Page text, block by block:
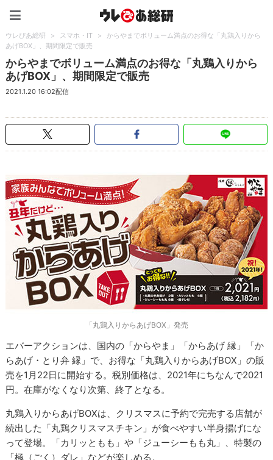
ウレぴあ総研 > スマホ・IT >
からやまでボリューム満点のお得な「丸鶏入りから
あげBOX」、期間限定で販売
からやまでボリューム満点のお得な「丸鶏入りから
あげBOX」、期間限定で販売
2021.1.20 16:02配信
「丸鶏入りからあげBOX」発売
エバーアクションは、国内の「からやま」「からあげ 縁」「か
らあげ・とり弁 縁」で、お得な「丸鶏入りからあげBOX」の販
売を1月22日に開始する。税別価格は、2021年にちなんで2021
円。在庫がなくなり次第、終了となる。
丸鶏入りからあげBOXは、クリスマスに予約で完売する店舗が
続出した「丸鶏クリスマスチキン」が食べやすい半身揚げにな
って登場。「カリッともも」や「ジューシーもも丸」、特製の
「極（ごく）ダレ」などが楽しめる。